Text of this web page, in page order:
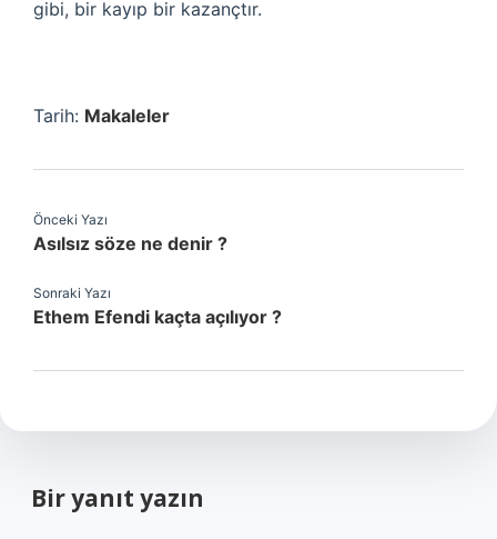
gibi, bir kayıp bir kazançtır.
Tarih: Makaleler
Önceki Yazı
Asılsız söze ne denir ?
Sonraki Yazı
Ethem Efendi kaçta açılıyor ?
Bir yanıt yazın